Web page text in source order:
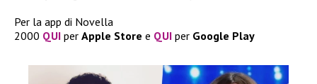
Per la app di Novella
2000 QUI per Apple Store e QUI per Google Play